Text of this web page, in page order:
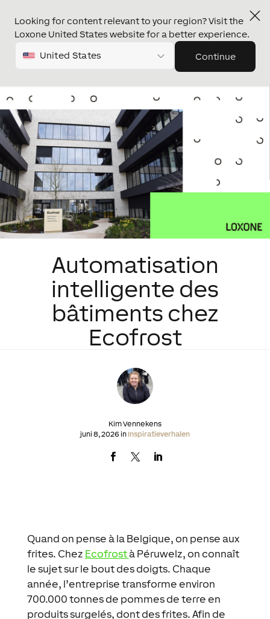
Looking for content relevant to your region? Visit the
Loxone United States website for a better experience.
United States Continue
Automatisation
intelligente des
bâtiments chez
Ecofrost
Kim Vennekens
juni 8, 2026 in Inspiratieverhalen
Quand on pense à la Belgique, on pense aux
frites. Chez Ecofrost à Péruwelz, on connaît
le sujet sur le bout des doigts. Chaque
année, l’entreprise transforme environ
700.000 tonnes de pommes de terre en
produits surgelés, dont des frites. Afin de